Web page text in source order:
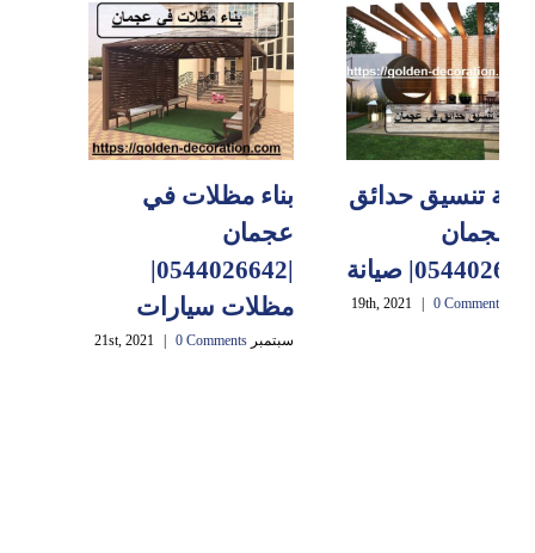
بناء مظلات في
عجمان
|0544026642|
مظلات سيارات
سبتمبر 21st, 2021 0 Comments
تنسيق حدائق
عجمان
0 Comments